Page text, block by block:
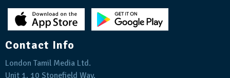
Contact Info
London Tamil Media Ltd.
Unit 1, 10 Stonefield Way,